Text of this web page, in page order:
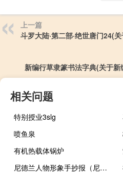
上一篇
斗罗大陆·第二部·绝世唐门24(
新编行草隶篆书法字典(关于
相关问题
特别授业3slg
喷鱼泉
有机热载体锅炉
尼德兰人物形象手抄报（尼德兰人物形象）